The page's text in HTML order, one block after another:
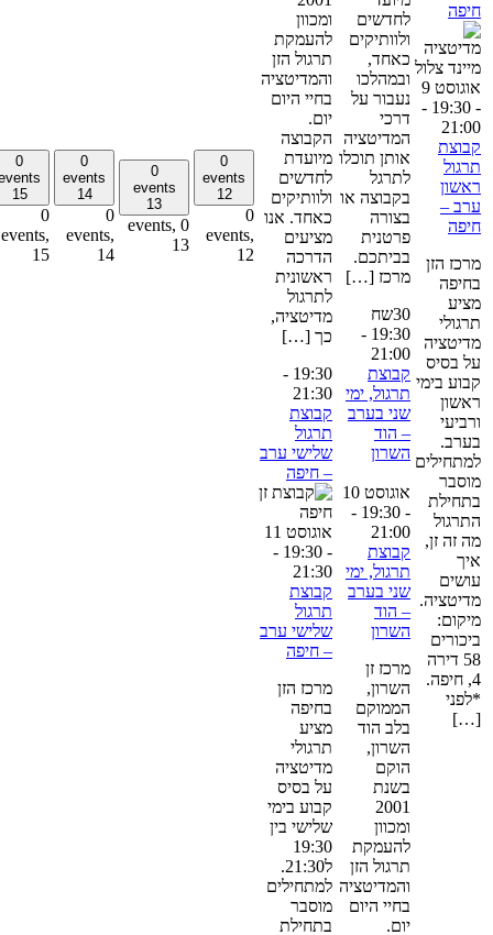
אוגוסט 9
-
–
הזן
בסיס
בימי
זה זן,
58 דירה
4, חיפה.
לחדשים
ולוותיקים
כאחד,
ובמהלכו
נעבור על
דרכי
המדיטציה
אותן תוכלו
לתרגל
בקבוצה או
בצורה
פרטנית
בביתכם.
מרכז […]
30שח
19:30
-
21:00
קבוצת
תרגול, ימי
שני בערב
– הוד
השרון
אוגוסט 10
-
21:00
קבוצת
תרגול, ימי
שני בערב
– הוד
השרון
מרכז זן
השרון,
הממוקם
בלב הוד
השרון,
הוקם
בשנת
2001
ומכוון
להעמקת
תרגול הזן
והמדיטציה
בחיי היום
יום.
ומכוון
להעמקת
תרגול הזן
והמדיטציה
בחיי היום
יום.
הקבוצה
מיועדת
לחדשים
ולוותיקים
כאחד. אנו
מציעים
הדרכה
ראשונית
לתרגול
מדיטציה,
כך […]
19:30
-
21:30
קבוצת
תרגול
שלישי ערב
– חיפה
אוגוסט 11
-
21:30
קבוצת
תרגול
שלישי ערב
– חיפה
מרכז הזן
בחיפה
מציע
תרגולי
מדיטציה
על בסיס
קבוע בימי
שלישי בין
19:30
ל21:30.
למתחילים
מוסבר
בתחילת
events
12
0
events,
12
events
13
13
events
14
0
events,
14
events
15
events,
15